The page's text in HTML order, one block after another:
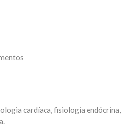
cardíaca, fisiologia endócrina,